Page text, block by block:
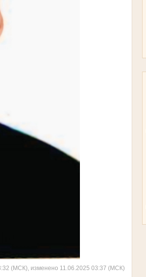
(МСК), изменено 11.06.2025 03:37 (МСК)